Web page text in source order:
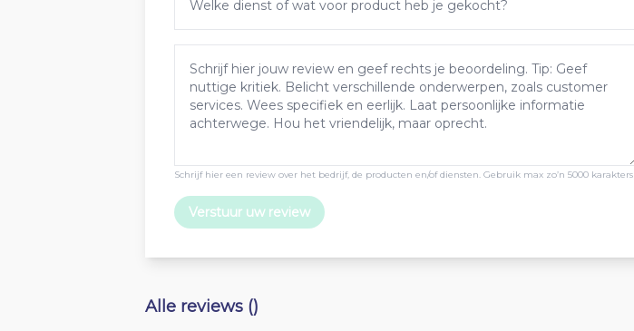
Schrijf hier een review over het bedrijf, de producten en/of diensten. Gebruik max zo’n 5000 karakters
Verstuur uw review
Alle reviews ()